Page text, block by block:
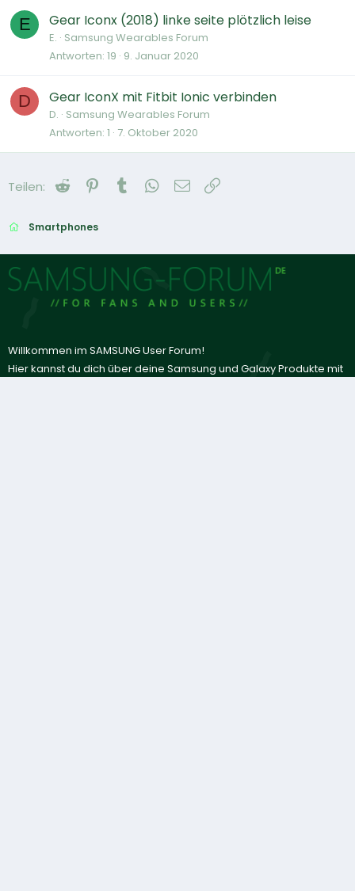
E Gear Iconx (2018) linke seite plötzlich leise
E. Samsung Wearables Forum
Antworten 19 9. Januar 2020
D Gear IconX mit Fitbit Ionic verbinden
D. Samsung Wearables Forum
Antworten 1 7. Oktober 2020
Teilen: Reddit Pinterest
Tumblr WhatsApp
E-Mail
Smartphones
Willkommen im SAMSUNG User Forum!
Hier kannst du dich über deine Samsung und Galaxy Produkte mit